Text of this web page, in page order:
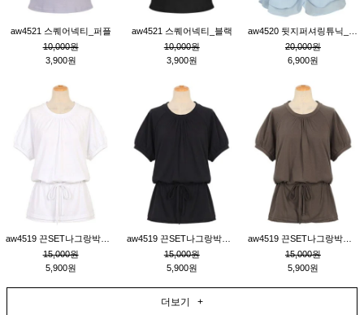
aw4521 스퀘어넥티_퍼플
10,000원
3,900원
aw4521 스퀘어넥티_블랙
10,000원
3,900원
20,000원
6,900원
15,000원
5,900원
15,000원
5,900원
15,000원
5,900원
더보기 +